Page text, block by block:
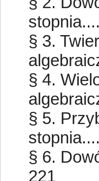
§ 3.
§ 4.
§ 5.
§ 6.
221